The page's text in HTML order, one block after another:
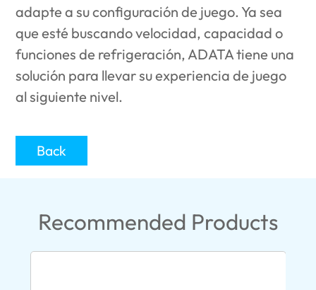
adapte a su configuración de juego. Ya sea
que esté buscando velocidad, capacidad o
funciones de refrigeración, ADATA tiene una
solución para llevar su experiencia de juego
al siguiente nivel.
Back
Recommended Products